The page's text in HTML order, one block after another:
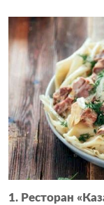
1. Ресторан